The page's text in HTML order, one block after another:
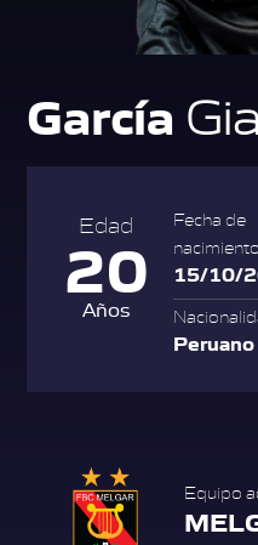
García
Edad
20
Años
Fecha de
nacimiento
15/10/
Peruano
Equipo